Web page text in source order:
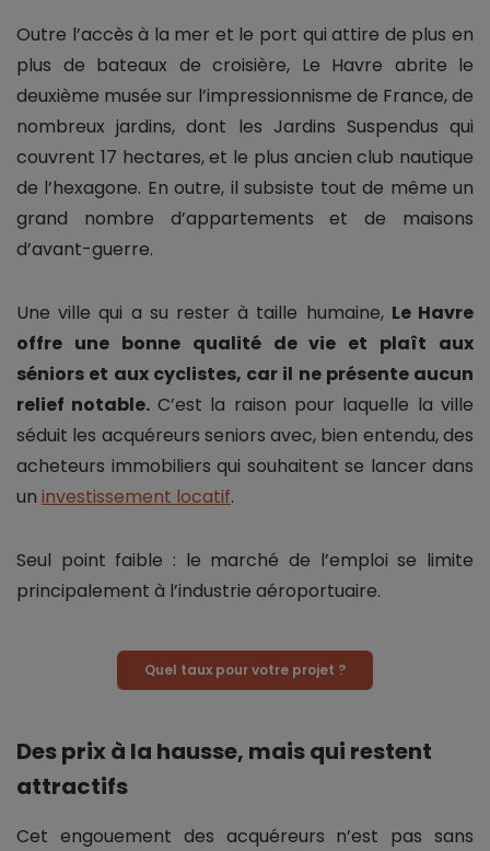
Outre l’accès à la mer et le port qui attire de plus en
plus de bateaux de croisière, Le Havre abrite le
deuxième musée sur l’impressionnisme de France, de
nombreux jardins, dont les Jardins Suspendus qui
couvrent 17 hectares, et le plus ancien club nautique
de l’hexagone. En outre, il subsiste tout de même un
grand nombre d’appartements et de maisons
d’avant-guerre.
Une ville qui a su rester à taille humaine, Le Havre
offre une bonne qualité de vie et plaît aux
séniors et aux cyclistes, car il ne présente aucun
relief notable. C’est la raison pour laquelle la ville
séduit les acquéreurs seniors avec, bien entendu, des
acheteurs immobiliers qui souhaitent se lancer dans
un investissement locatif.
Seul point faible : le marché de l’emploi se limite
principalement à l’industrie aéroportuaire.
Quel taux pour votre projet ?
Des prix à la hausse, mais qui restent
attractifs
Cet engouement des acquéreurs n’est pas sans